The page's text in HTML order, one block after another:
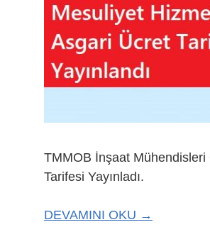
TMMOB İnşaat Mühendisleri
Tarifesi Yayınladı.
DEVAMINI OKU →